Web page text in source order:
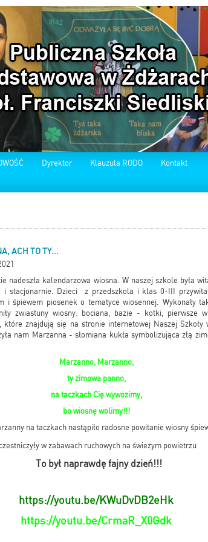
Dyrektor Klauzula RODO Kontakt
ACH TO TY...
nadeszła kalendarzowa wiosna. W naszej szkole była
i stacjonarnie. Dzieci z przedszkola i klas 0-III
i śpiewem piosenek o tematyce wiosennej. Wykonały
zwiastuny wiosny: bociana, bazie - kotki, pierwsze
znajdują się na stronie internetowej Naszej Szkoły
nam Marzanna - słomiana kukła symbolizująca złą
Marzanno, Marzanno,
ty zimowa panno,
na taczkach Cię wywozimy,
bo wiosnę wolimy!!!
na taczkach nastąpiło radosne powitanie wiosny
w zabawach ruchowych na świeżym
To był naprawdę fajny dzień!!!
https://youtu.be/KWuDvDB2eHk
https://youtu.be/CrmaR_X0Gdk